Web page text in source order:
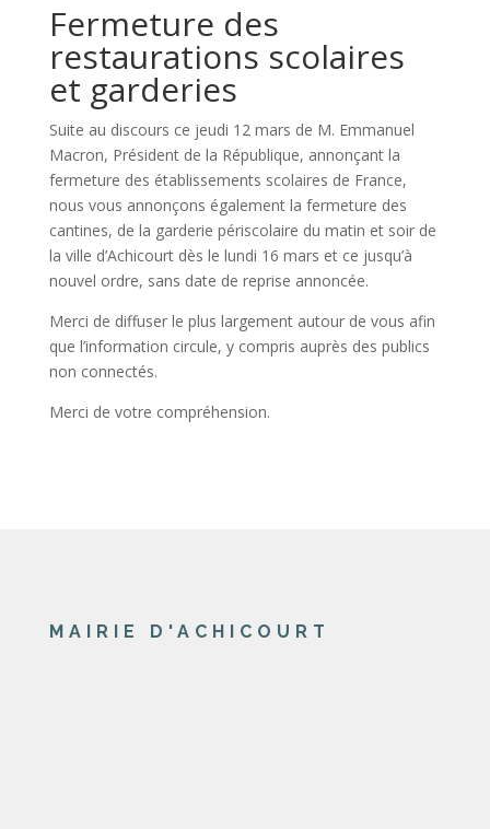
Fermeture des
restaurations scolaires
et garderies
Suite au discours ce jeudi 12 mars de M. Emmanuel
Macron, Président de la République, annonçant la
fermeture des établissements scolaires de France,
nous vous annonçons également la fermeture des
cantines, de la garderie périscolaire du matin et soir de
la ville d’Achicourt dès le lundi 16 mars et ce jusqu’à
nouvel ordre, sans date de reprise annoncée.
Merci de diffuser le plus largement autour de vous afin
que l’information circule, y compris auprès des publics
non connectés.
Merci de votre compréhension.
MAIRIE D'ACHICOURT